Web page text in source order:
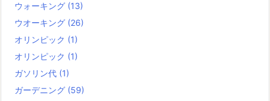
ウォーキング (13)
ウオーキング (26)
オリンピック (1)
オリンピック (1)
ガソリン代 (1)
ガーデニング (59)